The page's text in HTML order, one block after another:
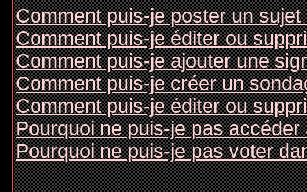
Comment puis-je poster un
Comment puis-je éditer ou
Comment puis-je ajouter une
Comment puis-je créer un
Comment puis-je éditer ou
Pourquoi ne puis-je pas accéder
Pourquoi ne puis-je pas voter